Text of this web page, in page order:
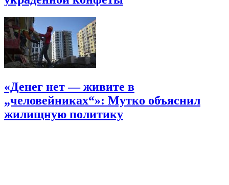
«Денег нет — живите в
„человейниках“»: Мутко объяснил
жилищную политику